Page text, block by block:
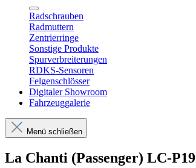
Radschrauben
Radmuttern
Zentrierringe
Sonstige Produkte
Spurverbreiterungen
RDKS-Sensoren
Felgenschlösser
Digitaler Showroom
Fahrzeuggalerie
Menü schließen
La Chanti (Passenger) LC-